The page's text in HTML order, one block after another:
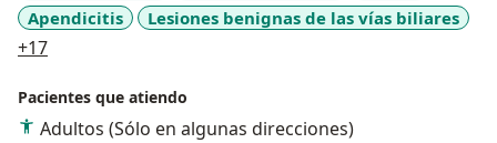
Apendicitis
Lesiones benignas de las vías biliares
+17a11y_sr_more_diseases
Pacientes que atiendo
Adultos (Sólo en algunas direcciones)